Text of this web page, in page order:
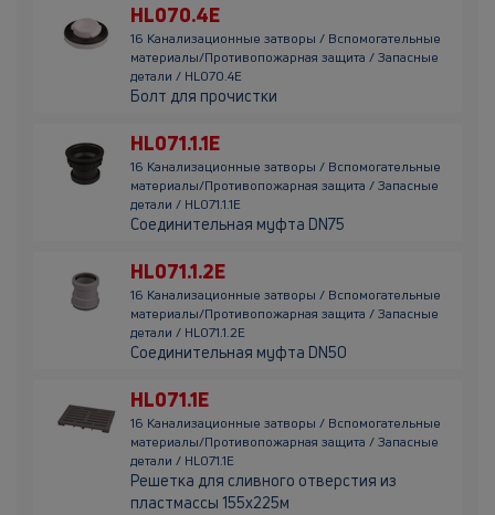
HL070.4E
16 Канализационные затворы / Вспомогательные
материалы/Противопожарная защита / Запасные
детали / HL070.4E
Болт для прочистки
HL071.1.1E
16 Канализационные затворы / Вспомогательные
материалы/Противопожарная защита / Запасные
детали / HL071.1.1E
Соединительная муфта DN75
HL071.1.2E
16 Канализационные затворы / Вспомогательные
материалы/Противопожарная защита / Запасные
детали / HL071.1.2E
Соединительная муфта DN50
HL071.1E
16 Канализационные затворы / Вспомогательные
материалы/Противопожарная защита / Запасные
детали / HL071.1E
Решетка для сливного отверстия из
пластмассы 155х225м